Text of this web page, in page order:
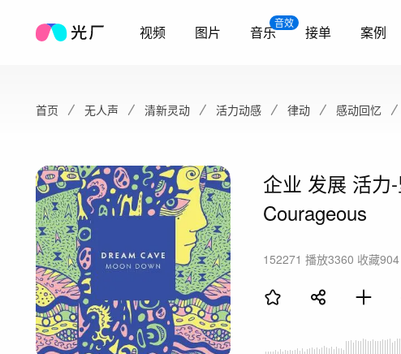
视频 图片
音效
音乐 接单 案例
首页 无人声 清新灵动 活力动感 律动 感动回忆
企业 发展 活力
Courageous
152271 播放3360 收藏904